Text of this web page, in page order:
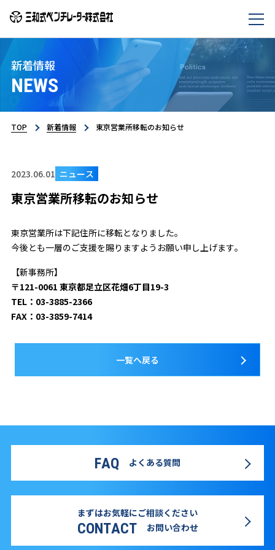
新着情報
NEWS
TOP 新着情報 東京営業所移転のお知らせ
2023.06.01 ニュース
東京営業所移転のお知らせ
東京営業所は下記住所に移転となりました。
今後とも一層のご支援を賜りますようお願い申し上げます。
【新事務所】
〒121-0061 東京都足立区花畑6丁目19-3
TEL：03-3885-2366
FAX：03-3859-7414
一覧へ戻る
FAQ よくある質問
まずはお気軽にご相談ください
CONTACT お問い合わせ